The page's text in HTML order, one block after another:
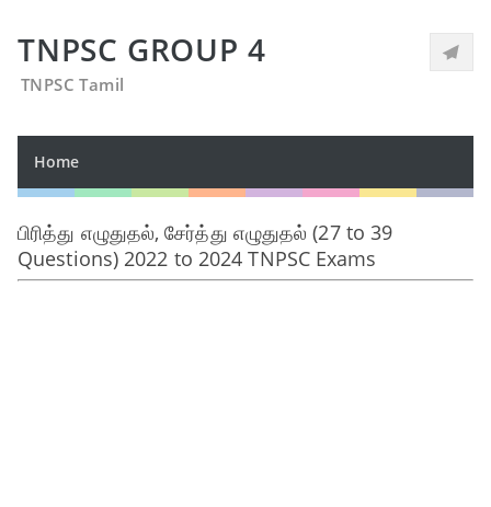
TNPSC GROUP 4
TNPSC Tamil
Home
பிரித்து எழுதுதல், சேர்த்து எழுதுதல் (27 to 39
Questions) 2022 to 2024 TNPSC Exams